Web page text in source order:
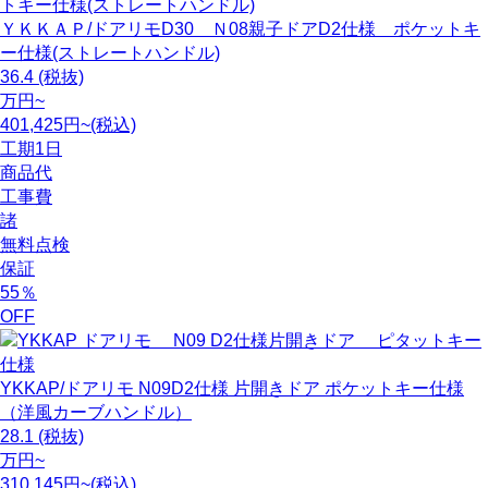
ＹＫＫＡＰ/ドアリモD30 Ｎ08親子ドアD2仕様 ポケットキ
ー仕様(ストレートハンドル)
36.4 (税抜)
万円~
401,425円~(税込)
工期1日
商品代
工事費
諸
無料点検
保証
55％
OFF
YKKAP/ドアリモ N09D2仕様 片開きドア ポケットキー仕様
（洋風カーブハンドル）
28.1 (税抜)
万円~
310,145円~(税込)